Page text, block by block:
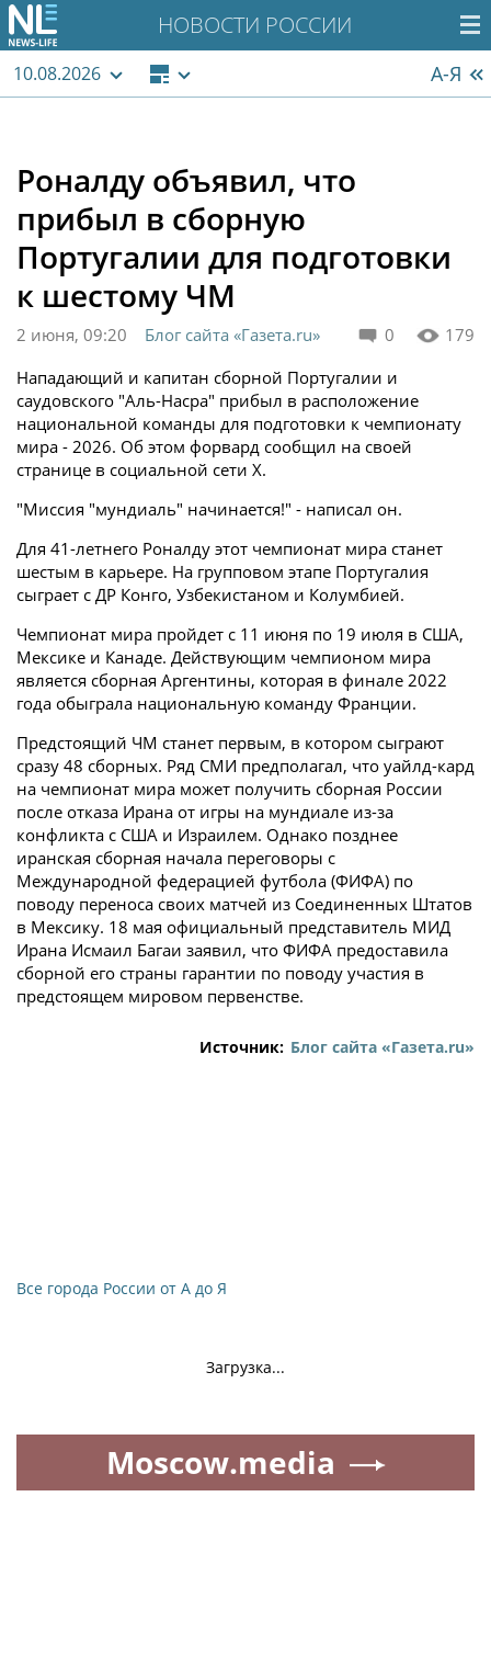
НОВОСТИ РОССИИ
10.08.2026 А-Я
Роналду объявил, что
прибыл в сборную
Португалии для подготовки
к шестому ЧМ
0 179
2 июня, 09:20
Блог сайта «Газета.ru»
Нападающий и капитан сборной Португалии и
саудовского "Аль-Насра" прибыл в расположение
национальной команды для подготовки к чемпионату
мира - 2026. Об этом форвард сообщил на своей
странице в социальной сети X.
"Миссия "мундиаль" начинается!" - написал он.
Для 41-летнего Роналду этот чемпионат мира станет
шестым в карьере. На групповом этапе Португалия
сыграет с ДР Конго, Узбекистаном и Колумбией.
Чемпионат мира пройдет с 11 июня по 19 июля в США,
Мексике и Канаде. Действующим чемпионом мира
является сборная Аргентины, которая в финале 2022
года обыграла национальную команду Франции.
Предстоящий ЧМ станет первым, в котором сыграют
сразу 48 сборных. Ряд СМИ предполагал, что уайлд-кард
на чемпионат мира может получить сборная России
после отказа Ирана от игры на мундиале из-за
конфликта с США и Израилем. Однако позднее
иранская сборная начала переговоры с
Международной федерацией футбола (ФИФА) по
поводу переноса своих матчей из Соединенных Штатов
в Мексику. 18 мая официальный представитель МИД
Ирана Исмаил Багаи заявил, что ФИФА предоставила
сборной его страны гарантии по поводу участия в
предстоящем мировом первенстве.
Источник: Блог сайта «Газета.ru»
Все города России от А до Я
Загрузка...
Moscow.media